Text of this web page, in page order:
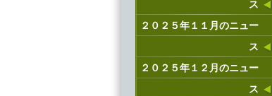
ス
２０２５年１１月のニュー
ス
２０２５年１２月のニュー
ス